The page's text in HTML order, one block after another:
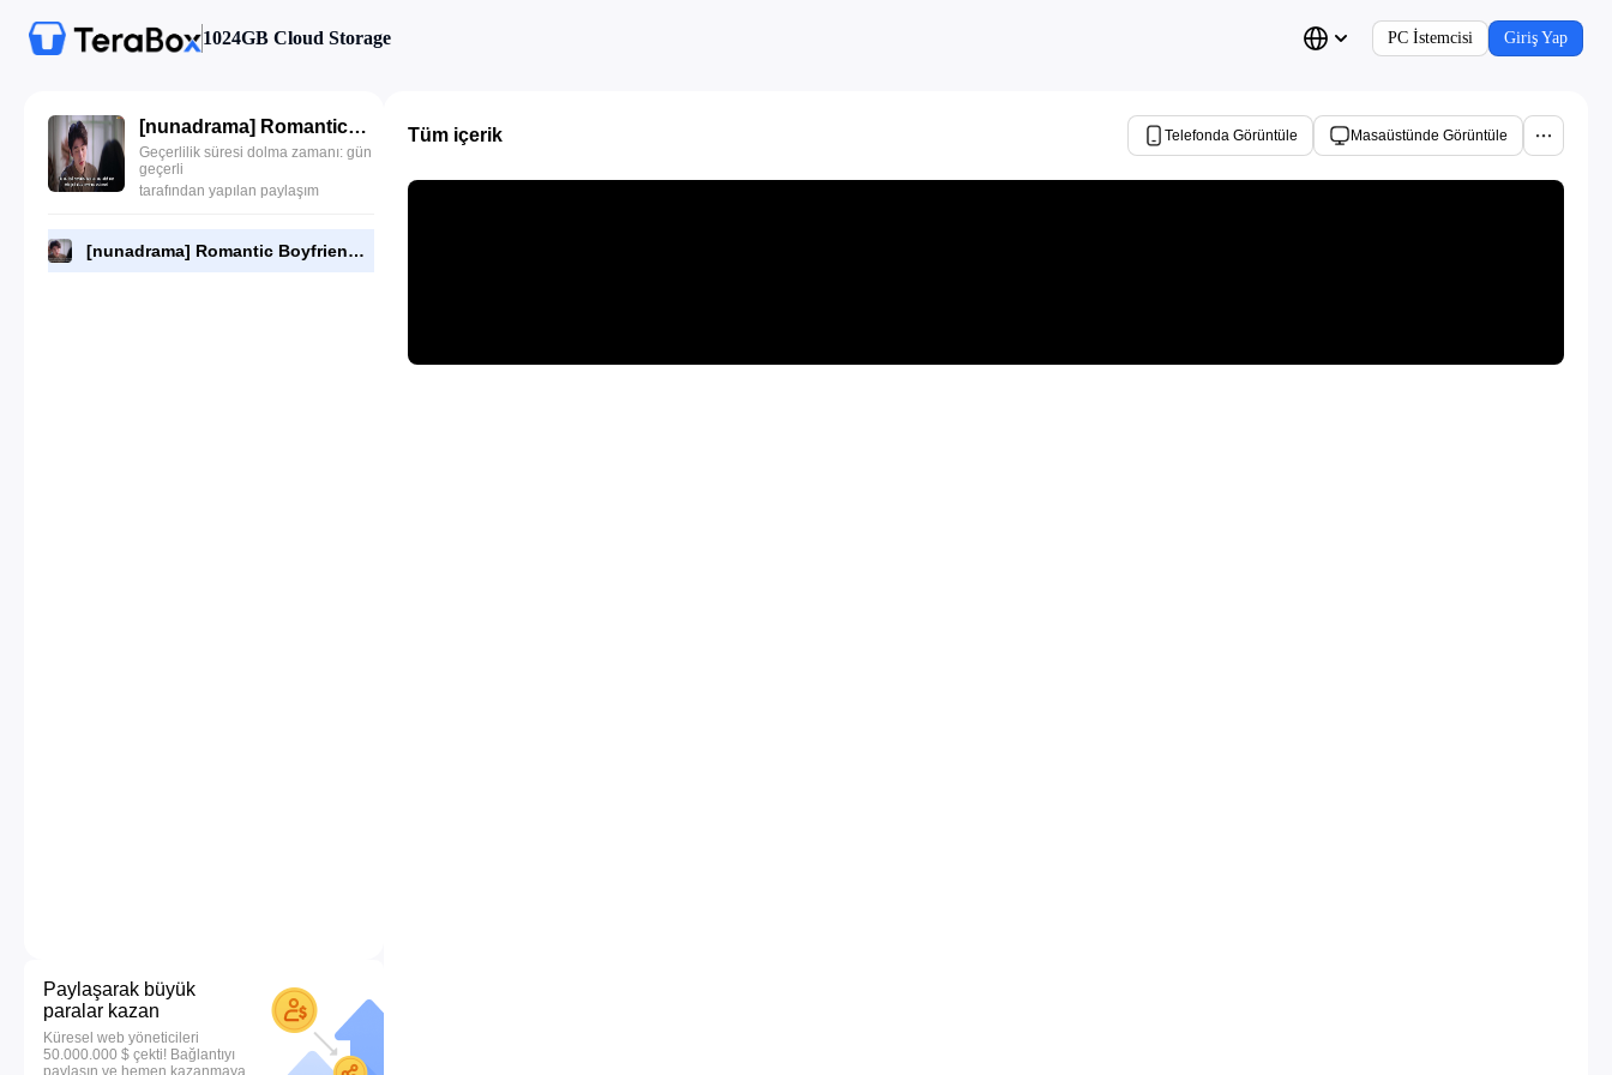
1024GB Cloud Storage PC İstemcisi Giriş Yap
[nunadrama] Romantic Boyfriend Episode 9.720p.mp4
Geçerlilik süresi dolma zamanı: gün
geçerli
tarafından yapılan paylaşım
[nunadrama] Romantic Boyfriend Episode 9.720p.mp4
Paylaşarak büyük
paralar kazan
Küresel web yöneticileri
50.000.000 $ çekti! Bağlantıyı
paylaşın ve hemen kazanmaya
Tüm içerik Telefonda Görüntüle Masaüstünde Görüntüle